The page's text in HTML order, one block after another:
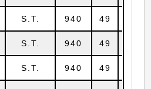
S.T. 940 49
S.T. 940 49
S.T. 940 49